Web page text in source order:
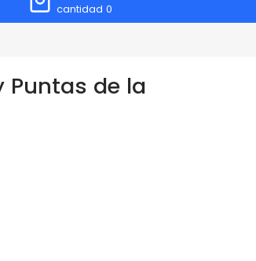
cantidad 0
Puntas de la